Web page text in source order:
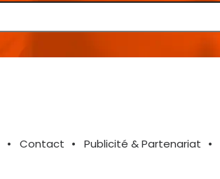
Contact Publicité & Partenariat